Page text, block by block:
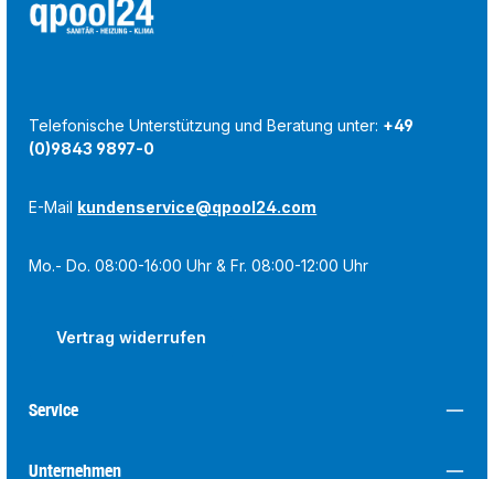
Telefonische Unterstützung und Beratung unter: +49
(0)9843 9897-0
E-Mail kundenservice@qpool24.com
Mo.- Do. 08:00-16:00 Uhr & Fr. 08:00-12:00 Uhr
Vertrag widerrufen
Service
Unternehmen